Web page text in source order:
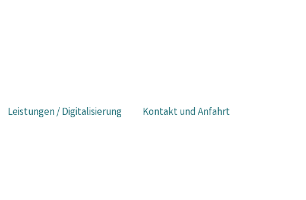
Leistungen / Digitalisierung Kontakt und Anfahrt